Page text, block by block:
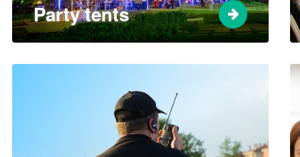
Party tents